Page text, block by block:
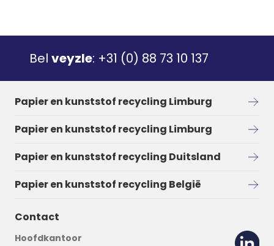
Bel veyzle: +31 (0) 88 73 10 137
Papier en kunststof recycling Limburg
Papier en kunststof recycling Limburg
Papier en kunststof recycling Duitsland
Papier en kunststof recycling België
Contact
Hoofdkantoor